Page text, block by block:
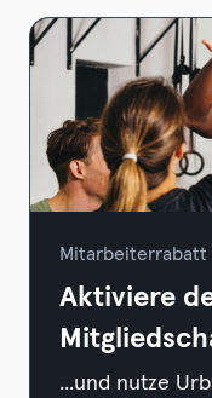
Mitarbeiterrabatt
Aktiviere
...und nutze